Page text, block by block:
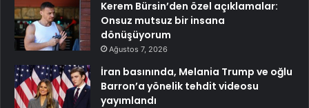
Kerem Bürsin’den özel açıklamalar:
Onsuz mutsuz bir insana
dönüşüyorum
Ağustos 7, 2026
İran basınında, Melania Trump ve oğlu
Barron’a yönelik tehdit videosu
yayımlandı